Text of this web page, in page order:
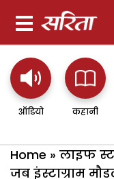
ऑडियो कहानी
Home » लाइफ
जब इंस्टाग्राम